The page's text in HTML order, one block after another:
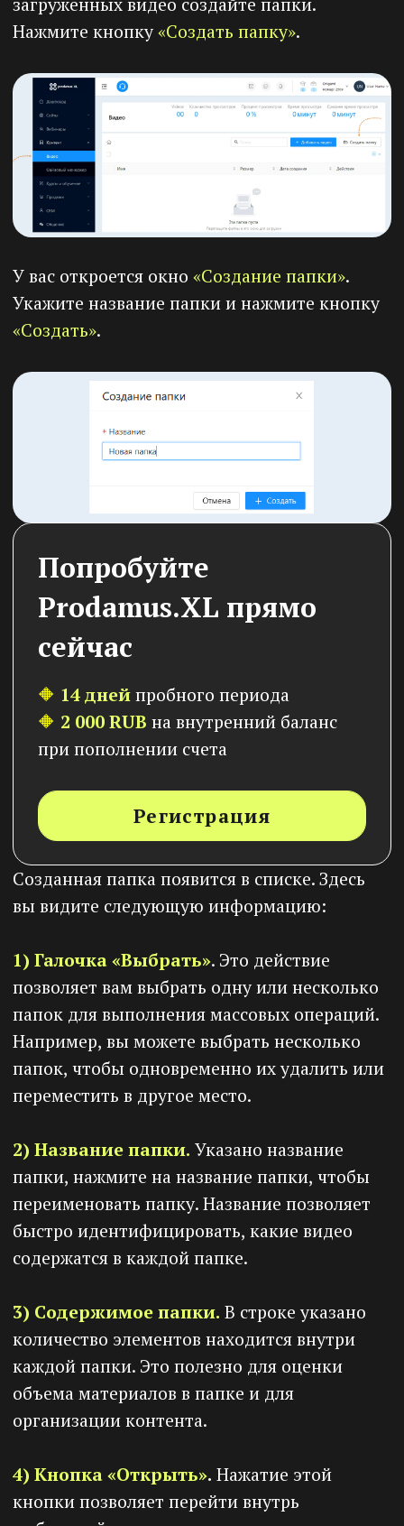
Попробуйте
сейчас
🔶 14 дней
пробного периода
🔶2 000 RUB на внутренний баланс
при пополнении счета
вы видите следующую информацию:
1) Галочка«Выбрать». Это действие
позволяет вам выбрать одну или несколько
Например, вы можете выбрать несколько
папок, чтобы одновременно их удалить или
2) Название папки.Указано название
быстро идентифицировать, какие видео
содержатся в каждой папке.
3) Содержимое папки.В строке указано
количество элементов находится внутри
каждой папки. Это полезно для оценки
объема материалов в папке и для
организации контента.
кнопки позволяет перейти внутрь
выбранной папки и просмотреть список
чтобы удалить папку. Важно быть
осторожным при использовании этой
функции, так как удаление папки приводит
к удалению всех видеофайлов, находящихся
в ней.
Внутри созданной папки вы можете создать
либо еще одну папку, таким образом
создавая цепочку папок. Либо можете
компьютера».
Выберите файл на вашем устройстве
(компьютере, ноутбуке). Выбранный файл
будет загружен в вашу онлайн школу на
платформе Prodamus.XL. Во время загрузки
видео будет создана его карточка. Здесь вы
видите процент загрузки видео на
Рекомендуем вам оставаться на данной
странице до тех пор, пока видео не будет